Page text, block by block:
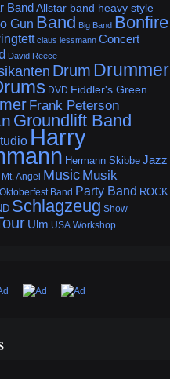
BandAllstar band heavy style
Gun Band Big Band Bonfire
claus lessmann Concert
David Reece
Drum Drummer
DVD Fiddler's Green
Frank Peterson
Groundlift Band
Harry
Hermann Skibbe Jazz
Mt. Angel Music Musik
Oktoberfest Band Party Band ROCK
Schlagzeug Show
Ulm USA Workshop